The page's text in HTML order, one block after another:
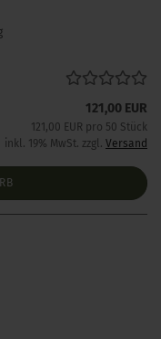
121,00 EUR
121,00 EUR pro 50 Stück
inkl. 19% MwSt. zzgl. Versand